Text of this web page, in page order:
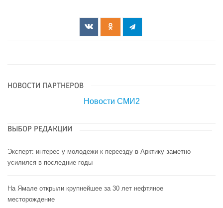
НОВОСТИ ПАРТНЕРОВ
Новости СМИ2
ВЫБОР РЕДАКЦИИ
Эксперт: интерес у молодежи к переезду в Арктику заметно
усилился в последние годы
На Ямале открыли крупнейшее за 30 лет нефтяное
месторождение